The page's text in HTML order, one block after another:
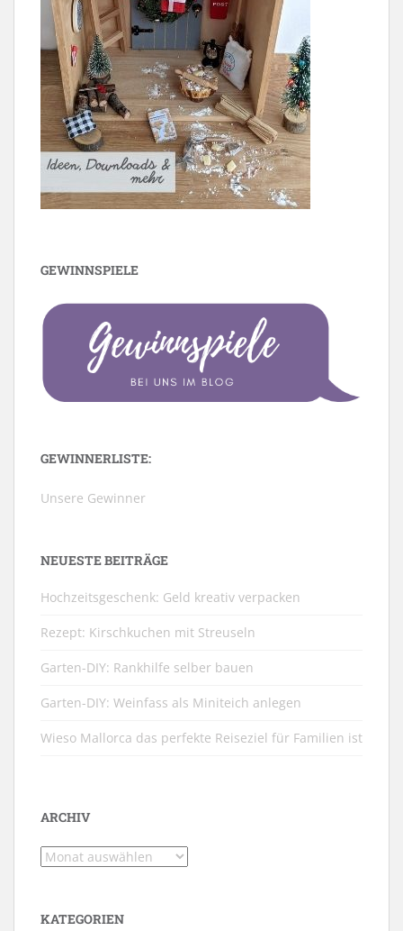
GEWINNSPIELE
GEWINNERLISTE:
Unsere Gewinner
NEUESTE BEITRÄGE
Hochzeitsgeschenk: Geld kreativ verpacken
Rezept: Kirschkuchen mit Streuseln
Garten-DIY: Rankhilfe selber bauen
Garten-DIY: Weinfass als Miniteich anlegen
Wieso Mallorca das perfekte Reiseziel für Familien ist
ARCHIV
Archiv
KATEGORIEN